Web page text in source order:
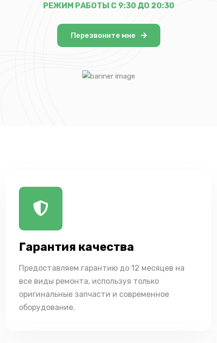
РЕЖИМ РАБОТЫ С 9:30 ДО 20:30
Перезвоните мне
Гарантия качества
Предоставляем гарантию до 12 месяцев на
все виды ремонта, используя только
оригинальные запчасти и современное
оборудование.